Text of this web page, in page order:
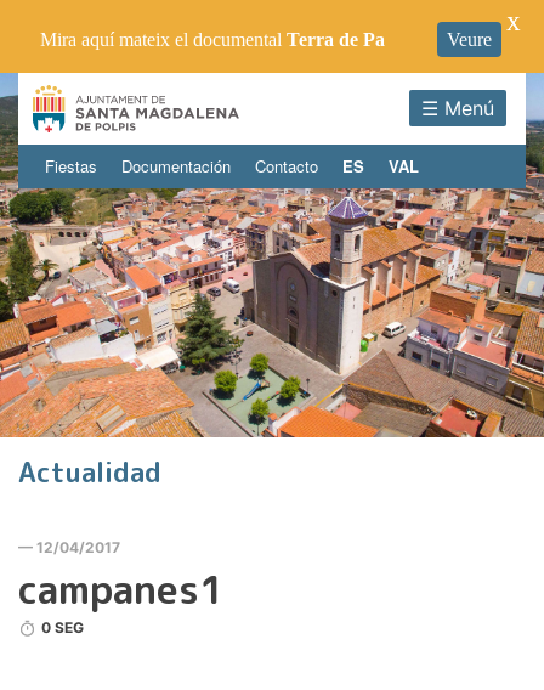
☰ Menú
Fiestas Documentación Contacto ES VAL
Actualidad
— 12/04/2017
campanes1
0 SEG
Mira aquí mateix el documental Terra de Pa Veure
X